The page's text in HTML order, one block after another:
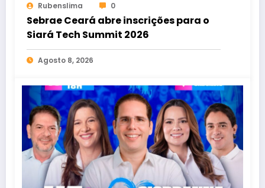
Rubenslima 0
Sebrae Ceará abre inscrições para o
Siará Tech Summit 2026
Agosto 8, 2026